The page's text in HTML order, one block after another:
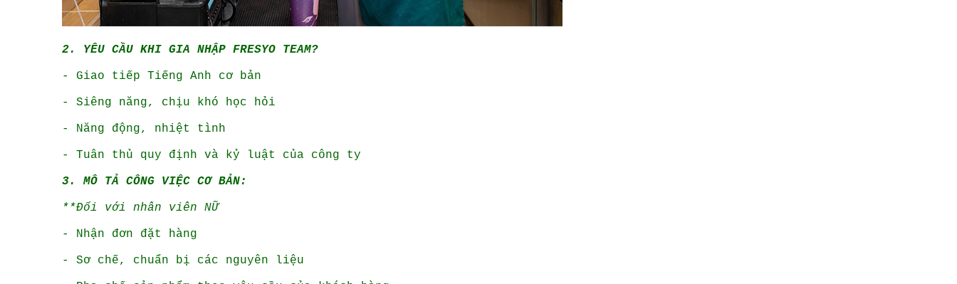
2. YÊU CẦU KHI GIA NHẬP FRESYO TEAM?
- Giao tiếp Tiếng Anh cơ bản
- Siêng năng, chịu khó học hỏi
- Năng động, nhiệt tình
- Tuân thủ quy định và kỷ luật của công ty
3. MÔ TẢ CÔNG VIỆC CƠ BẢN:
**Đối với nhân viên NỮ
- Nhận đơn đặt hàng
- Sơ chế, chuẩn bị các nguyên liệu